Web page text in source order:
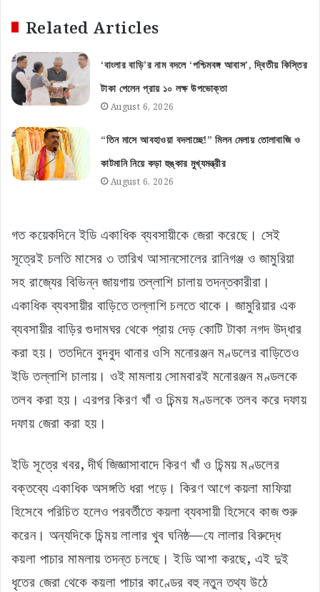
Related Articles
‘বাংলার বাড়ি’র নাম বদলে ‘পশ্চিমবঙ্গ আবাস’, দ্বিতীয় কিস্তির
টাকা পেলেন প্রায় ১০ লক্ষ উপভোক্তা
August 6, 2026
“তিন মাসে আবহাওয়া বদলাচ্ছে!” মিলন মেলায় তোলাবাজি ও
কাটমানি নিয়ে কড়া হুঙ্কার মুখ্যমন্ত্রীর
August 6, 2026
গত কয়েকদিনে ইডি একাধিক ব্যবসায়ীকে জেরা করেছে। সেই
সূত্রেই চলতি মাসের ৩ তারিখ আসানসোলের রানিগঞ্জ ও জামুরিয়া
সহ রাজ্যের বিভিন্ন জায়গায় তল্লাশি চালায় তদন্তকারীরা।
একাধিক ব্যবসায়ীর বাড়িতে তল্লাশি চলতে থাকে। জামুরিয়ার এক
ব্যবসায়ীর বাড়ির গুদামঘর থেকে প্রায় দেড় কোটি টাকা নগদ উদ্ধার
করা হয়। ততদিনে বুদবুদ থানার ওসি মনোরঞ্জন মণ্ডলের বাড়িতেও
ইডি তল্লাশি চালায়। ওই মামলায় সোমবারই মনোরঞ্জন মণ্ডলকে
তলব করা হয়। এরপর কিরণ খাঁ ও চিন্ময় মণ্ডলকে তলব করে দফায়
দফায় জেরা করা হয়।
ইডি সূত্রে খবর, দীর্ঘ জিজ্ঞাসাবাদে কিরণ খাঁ ও চিন্ময় মণ্ডলের
বক্তব্যে একাধিক অসঙ্গতি ধরা পড়ে। কিরণ আগে কয়লা মাফিয়া
হিসেবে পরিচিত হলেও পরবর্তীতে কয়লা ব্যবসায়ী হিসেবে কাজ শুরু
করেন। অন্যদিকে চিন্ময় লালার খুব ঘনিষ্ঠ—যে লালার বিরুদ্ধে
কয়লা পাচার মামলায় তদন্ত চলছে। ইডি আশা করছে, এই দুই
ধৃতের জেরা থেকে কয়লা পাচার কাণ্ডের বহু নতুন তথ্য উঠে